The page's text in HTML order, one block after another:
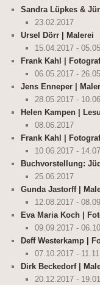
Sandra Lüpkes &
23.02.2017
Ursel Dörr | Malerei
15.04.2017 -
Frank Kahl |
06.05.2017 -
Jens Enneper |
28.05.2017 -
Helen Kampen |
08.06.2017
Frank Kahl |
10.06.2017 -
Buchvorstellung:
25.06.2017
Gunda Jastorff |
12.08.2017 -
Eva Maria Koch |
09.09.2017 -
Deff Westerkamp |
07.10.2017 -
Dirk Beckedorf |
20.12.2017 -